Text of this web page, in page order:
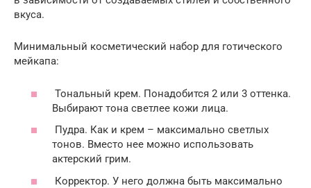
вкуса.
Минимальный косметический набор для готического
мейкапа:
Тональный крем. Понадобится 2 или 3 оттенка.
Выбирают тона светлее кожи лица.
Пудра. Как и крем – максимально светлых
тонов. Вместо нее можно использовать
актерский грим.
Корректор. У него должна быть максимально